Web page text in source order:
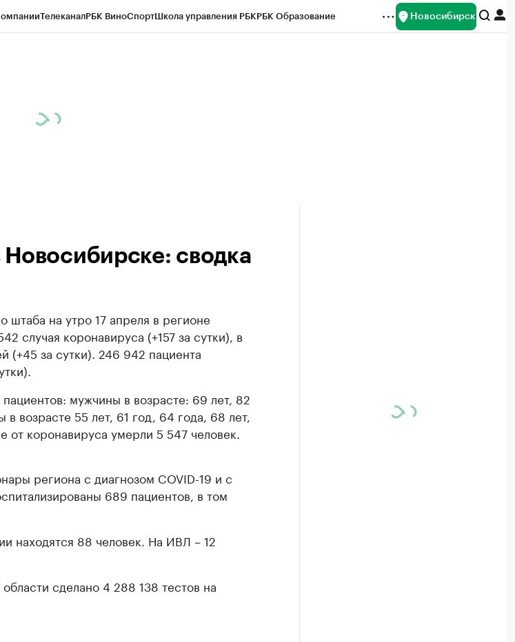
ТелеканалРБК ВиноСпортШкола управления РБКРБК Образование Новосибирск
Новосибирске: сводка
штаба на утро 17 апреля в регионе
случая коронавируса (+157 за сутки), в
(+45 за сутки). 246 942 пациента
мужчины в возрасте: 69 лет, 82
возрасте 55 лет, 61 год, 64 года, 68 лет,
от коронавируса умерли 5 547 человек.
региона с диагнозом COVID-19 и с
689 пациентов, в том
находятся 88 человек. На ИВЛ – 12
сделано 4 288 138 тестов на